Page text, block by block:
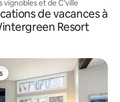
vignobles et de C'ville
de vacances à
Resort
plus appréciés